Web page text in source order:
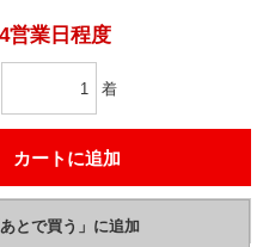
4営業日程度
着